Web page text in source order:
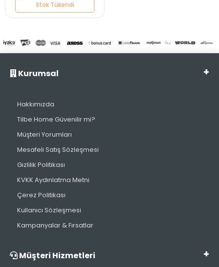
Stok Tükendi
Kurumsal
Hakkımızda
Tilbe Home Güvenilir mi?
Müşteri Yorumları
Mesafeli Satış Sözleşmesi
Gizlilik Politikası
KVKK Aydınlatma Metni
Çerez Politikası
Kullanıcı Sözleşmesi
Kampanyalar & Fırsatlar
Müşteri Hizmetleri